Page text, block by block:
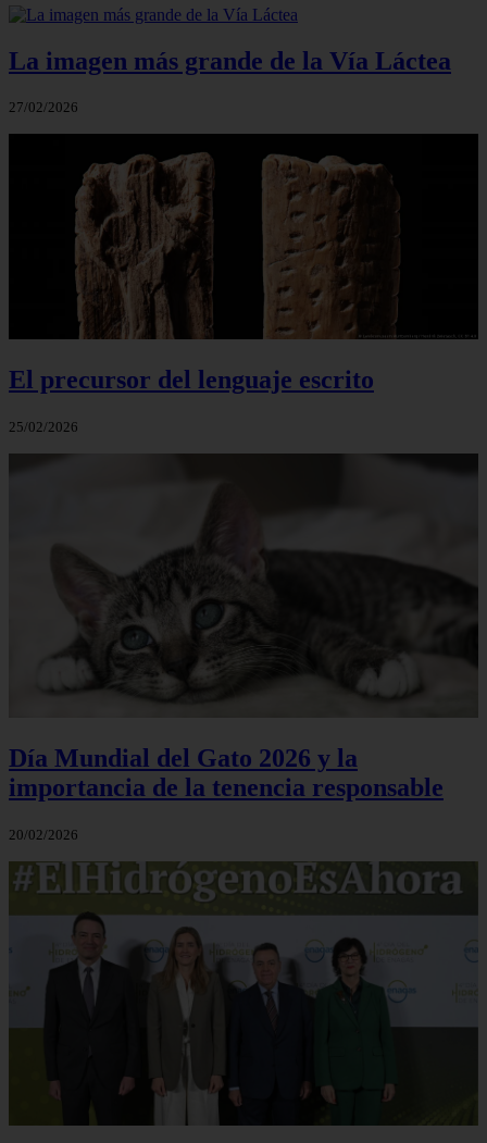
La imagen más grande de la Vía Láctea
27/02/2026
El precursor del lenguaje escrito
25/02/2026
Día Mundial del Gato 2026 y la
importancia de la tenencia responsable
20/02/2026